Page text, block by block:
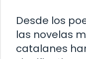
Desde los
las novelas
catalanes